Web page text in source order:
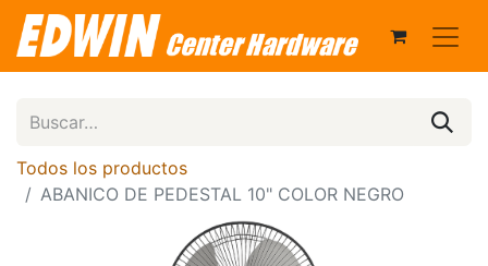
Todos los productos
ABANICO DE PEDESTAL 10" COLOR NEGRO